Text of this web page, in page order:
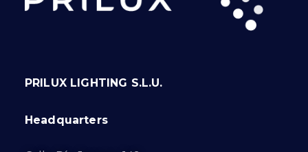
PRILUX LIGHTING S.L.U.
Headquarters